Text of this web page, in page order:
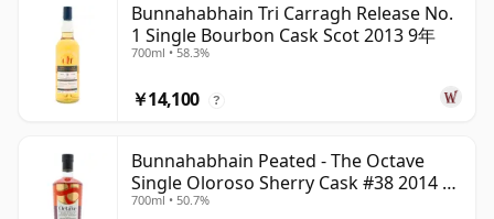
Bunnahabhain Tri Carragh Release No.
1 Single Bourbon Cask Scot 2013 9年
700ml • 58.3%
￥14,100 ?
Bunnahabhain Peated - The Octave
Single Oloroso Sherry Cask #38 2014 9
年
700ml • 50.7%